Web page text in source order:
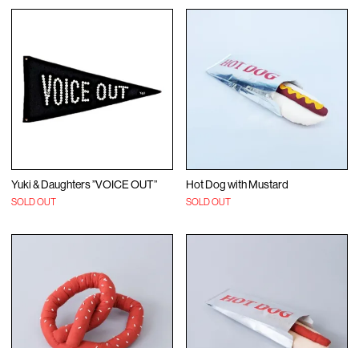
Yuki & Daughters ”VOICE OUT”
SOLD OUT
Hot Dog with Mustard
SOLD OUT